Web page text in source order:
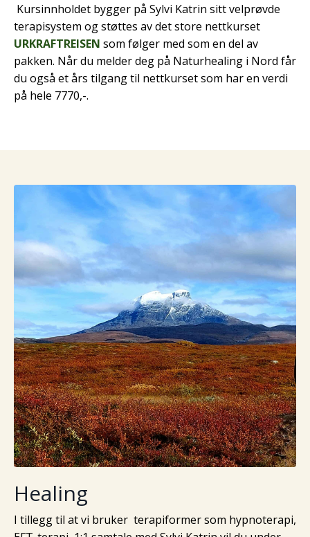
Kursinnholdet bygger på Sylvi Katrin sitt velprøvde
terapisystem og støttes av det store nettkurset
URKRAFTREISEN som følger med som en del av
pakken. Når du melder deg på Naturhealing i Nord får
du også et års tilgang til nettkurset som har en verdi
på hele 7770,-.
Healing
I tillegg til at vi bruker terapiformer som hypnoterapi,